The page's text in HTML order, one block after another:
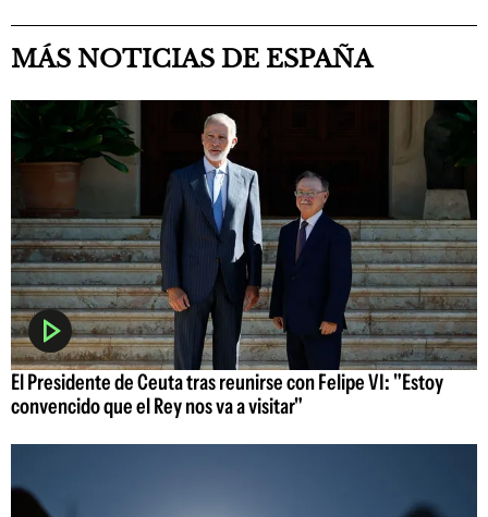
MÁS NOTICIAS DE ESPAÑA
El Presidente de Ceuta tras reunirse con Felipe VI: "Estoy
convencido que el Rey nos va a visitar"